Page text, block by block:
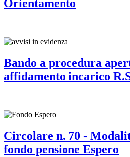
Orientamento
Bando a procedura
affidamento incarico
Circolare n. 70 -
fondo pensione Espero